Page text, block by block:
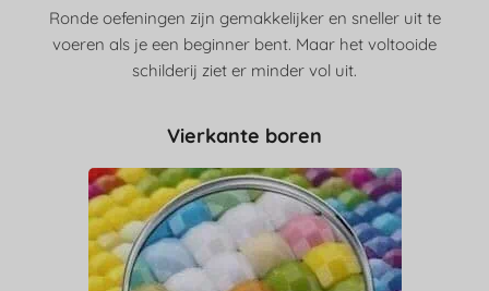
Ronde oefeningen zijn gemakkelijker en sneller uit te
voeren als je een beginner bent. Maar het voltooide
schilderij ziet er minder vol uit.
Vierkante boren